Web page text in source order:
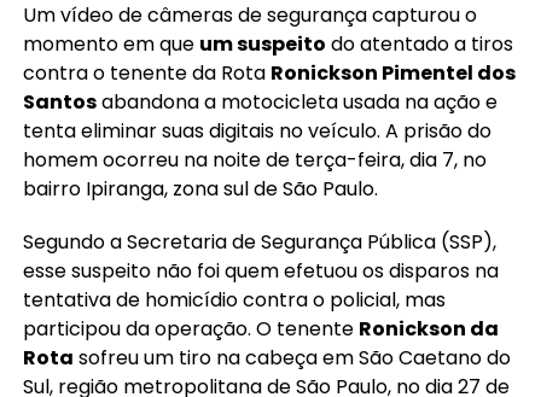
Um vídeo de câmeras de segurança capturou o
momento em que um suspeito do atentado a tiros
contra o tenente da Rota Ronickson Pimentel dos
Santosabandona a motocicleta usada na ação e
tenta eliminar suas digitais no veículo. A prisão do
homem ocorreu na noite de terça-feira, dia 7, no
bairro Ipiranga, zona sul de São Paulo.
Segundo a Secretaria de Segurança Pública (SSP),
esse suspeito não foi quem efetuou os disparos na
tentativa de homicídio contra o policial, mas
participou da operação. O tenente Ronickson da
Rota sofreu um tiro na cabeça em São Caetano do
Sul, região metropolitana de São Paulo, no dia 27 de